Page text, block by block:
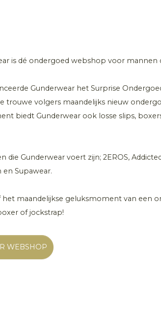
is dé ondergoed webshop voor
Gunderwear het Surprise
trouwe volgers maandelijks nieuw
biedt Gunderwear ook losse slips,
die Gunderwear voert zijn; 2EROS,
en Supawear.
het maandelijkse geluksmoment van een
of jockstrap!
WEBSHOP